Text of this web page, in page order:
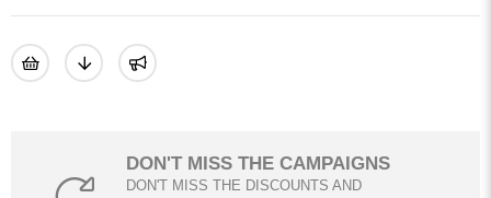
DON'T MISS THE CAMPAIGNS
DON'T MISS THE DISCOUNTS AND